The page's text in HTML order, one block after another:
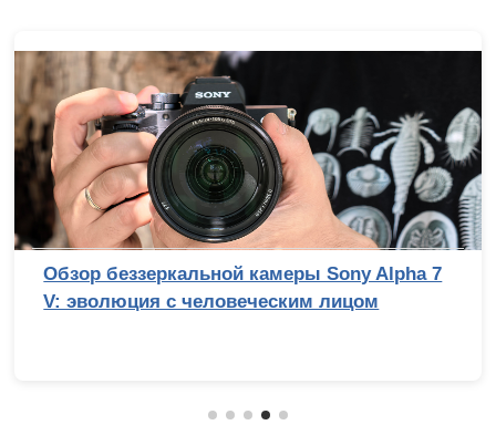
Обзор беззеркальной камеры Sony Alpha 7
V: эволюция с человеческим лицом